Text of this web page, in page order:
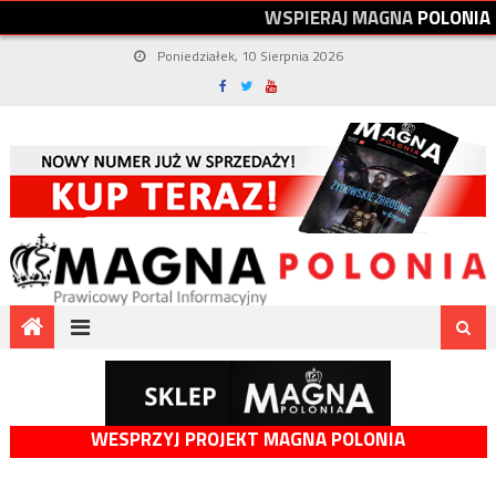
WSPIERAJMAGNAPOLONIA
Poniedziałek, 10 Sierpnia 2026
WESPRZYJ PROJEKT MAGNA POLONIA